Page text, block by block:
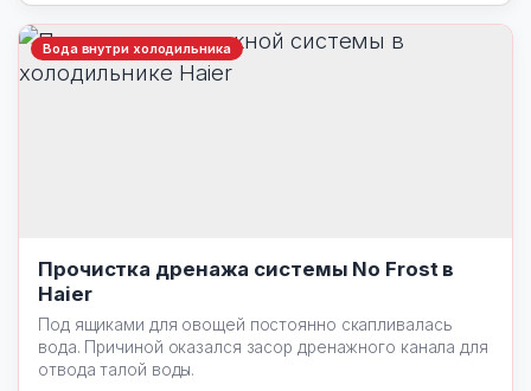
Вода внутри холодильника
Прочистка дренажа системы No Frost в
Haier
Под ящиками для овощей постоянно скапливалась
вода. Причиной оказался засор дренажного канала для
отвода талой воды.